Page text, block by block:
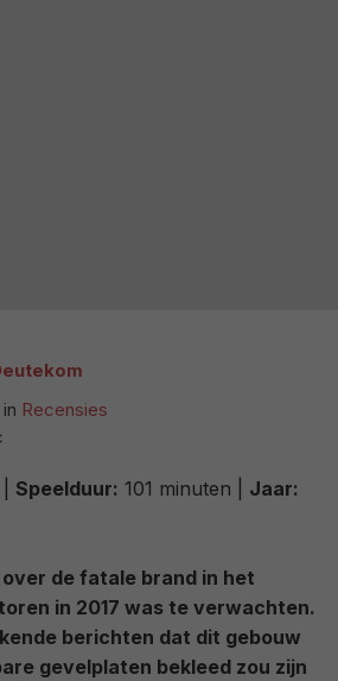
in Recensies
Speelduur: 101 minuten | Jaar:
de fatale brand in het
in 2017 was te verwachten.
berichten dat dit gebouw
gevelplaten bekleed zou zijn